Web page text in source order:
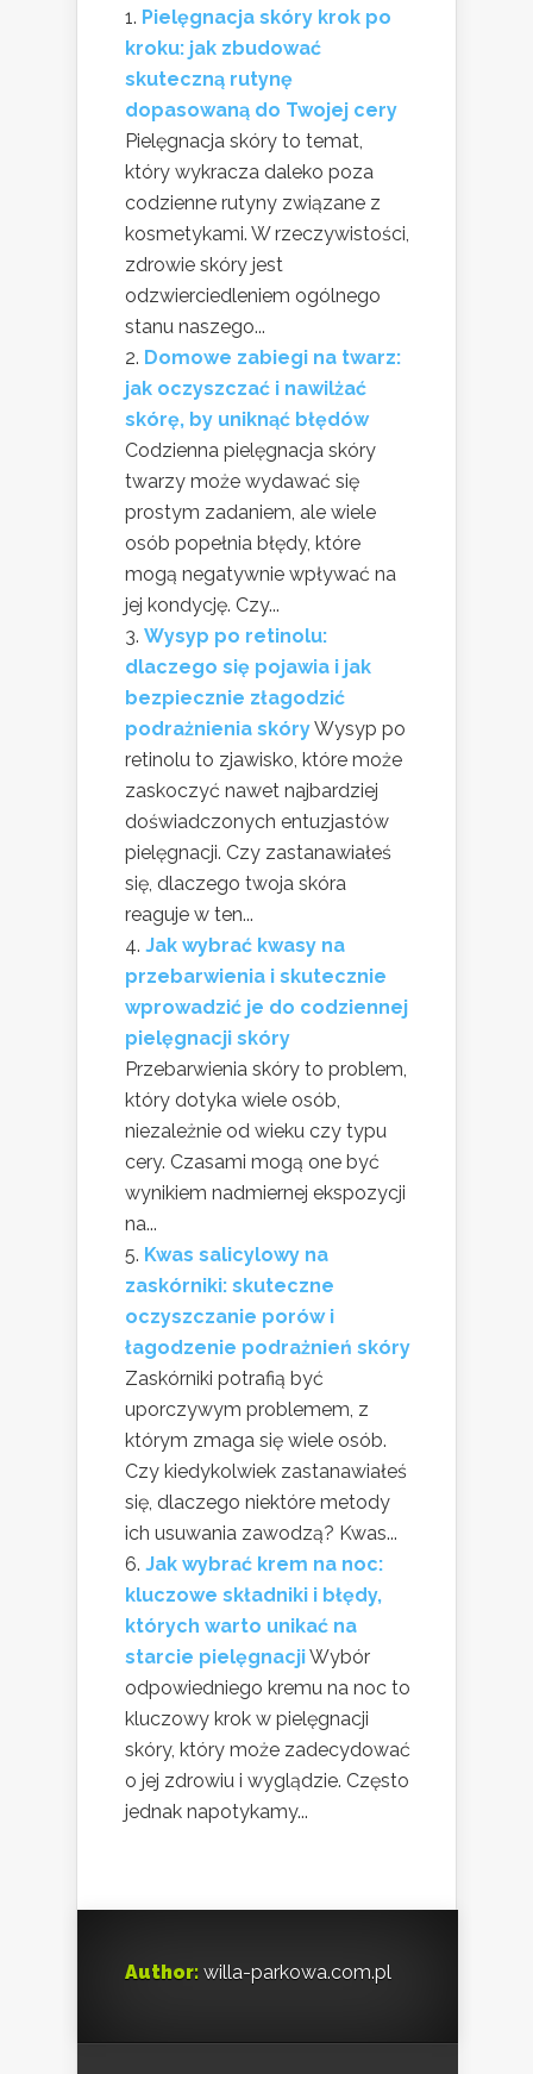
Pielęgnacja skóry krok po
kroku: jak zbudować
skuteczną rutynę
dopasowaną do Twojej cery
Pielęgnacja skóry to temat,
który wykracza daleko poza
codzienne rutyny związane z
kosmetykami. W rzeczywistości,
zdrowie skóry jest
odzwierciedleniem ogólnego
stanu naszego...
Domowe zabiegi na twarz:
jak oczyszczać i nawilżać
skórę, by uniknąć błędów
Codzienna pielęgnacja skóry
twarzy może wydawać się
prostym zadaniem, ale wiele
osób popełnia błędy, które
mogą negatywnie wpływać na
jej kondycję. Czy...
Wysyp po retinolu:
dlaczego się pojawia i jak
bezpiecznie złagodzić
podrażnienia skóryWysyp po
retinolu to zjawisko, które może
zaskoczyć nawet najbardziej
doświadczonych entuzjastów
pielęgnacji. Czy zastanawiałeś
się, dlaczego twoja skóra
reaguje w ten...
Jak wybrać kwasy na
przebarwienia i skutecznie
wprowadzić je do codziennej
pielęgnacji skóry
Przebarwienia skóry to problem,
który dotyka wiele osób,
niezależnie od wieku czy typu
cery. Czasami mogą one być
wynikiem nadmiernej ekspozycji
na...
Kwas salicylowy na
zaskórniki: skuteczne
oczyszczanie porów i
łagodzenie podrażnień skóry
Zaskórniki potrafią być
uporczywym problemem, z
którym zmaga się wiele osób.
Czy kiedykolwiek zastanawiałeś
się, dlaczego niektóre metody
ich usuwania zawodzą? Kwas...
Jak wybrać krem na noc:
kluczowe składniki i błędy,
których warto unikać na
starcie pielęgnacjiWybór
odpowiedniego kremu na noc to
kluczowy krok w pielęgnacji
skóry, który może zadecydować
o jej zdrowiu i wyglądzie. Często
jednak napotykamy...
Author: willa-parkowa.com.pl